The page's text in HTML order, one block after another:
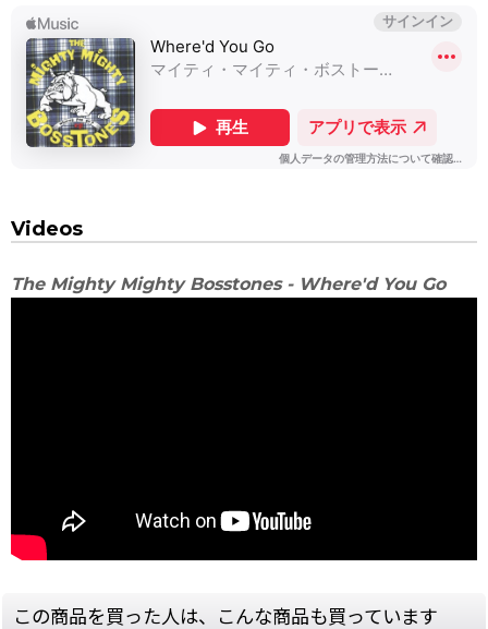
Videos
The Mighty Mighty Bosstones - Where'd You Go
この商品を買った人は、こんな商品も買っています